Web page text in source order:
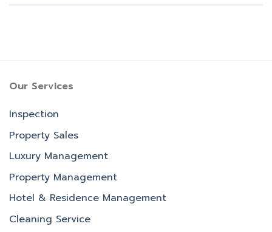
Our Services
Inspection
Property Sales
Luxury Management
Property Management
Hotel & Residence Management
Cleaning Service